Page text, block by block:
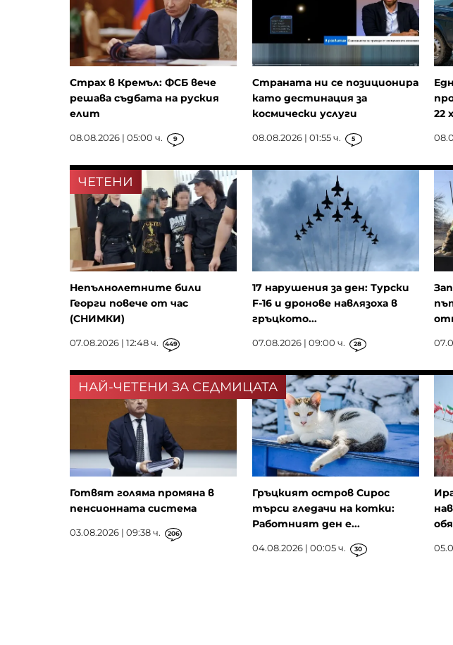
Страх в Кремъл: ФСБ вече
решава съдбата на руския
елит
08.08.2026 | 05:00 ч. 9
Страната ни се позиционира
като дестинация за
космически услуги
08.08.2026 | 01:55 ч. 5
22
ЧЕТЕНИ
Непълнолетните били
Георги повече от час
(СНИМКИ)
07.08.2026 | 12:48 ч. 449
17 нарушения за ден: Турски
F-16 и дронове навлязоха в
гръцкото...
07.08.2026 | 09:00 ч. 28
НАЙ-ЧЕТЕНИ ЗА СЕДМИЦАТА
Готвят голяма промяна в
пенсионната система
03.08.2026 | 09:38 ч. 206
Гръцкият остров Сирос
търси гледачи на котки:
Работният ден е...
04.08.2026 | 00:05 ч. 30